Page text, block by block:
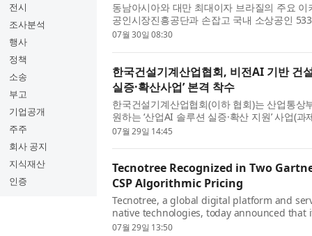
전시
조사분석
행사
정책
소송
부고
기업공개
주주
회사 공지
지식재산
인증
동남아시아와 대만 최대이자 브라질의 주요
공인시장진흥공단과 손잡고 국내 소상공인
확대를 지원한다. 쇼피코리아가 협업 플랫폼으
07월 30일 08:30
한국건설기계산업협회, 비전AI 기반 건
실증·확산사업’ 본격 착수
한국건설기계산업협회(이하 협회)는 산업통상
원하는 ‘산업AI 솔루션 실증·확산 지원’ 사업(
을 위한 산업AI 솔루션 실증·확산 사업)의 주관
07월 29일 14:45
Tecnotree Recognized in Two
CSP Algorithmic Pricing
Tecnotree, a global digital platform and
native technologies, today announced that
Algorithmic Pricing use case in the Gartner
07월 29일 13:50